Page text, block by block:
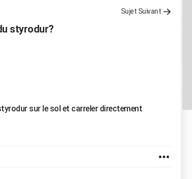
Sujet Suivant
styrodur?
sur le sol et carreler directement